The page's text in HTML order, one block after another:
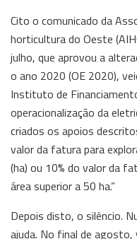
Cito o comunicado da
horticultura do Oeste
julho, que aprovou a
o ano 2020 (OE 2020),
Instituto de
operacionalização da
criados os apoios
valor da fatura para
(ha) ou 10% do valor da
área superior a 50 ha.”
Depois disto, o silêncio.
ajuda. No final de agosto,